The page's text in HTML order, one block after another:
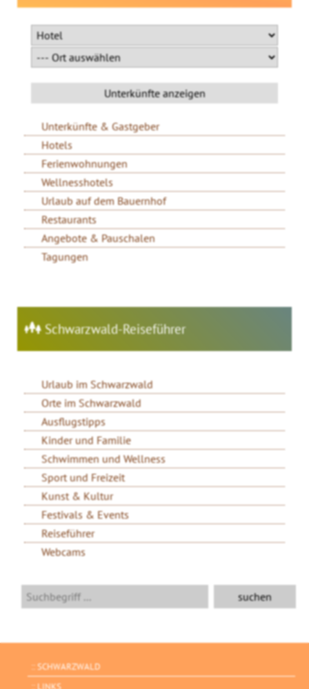
Unterkünfte & Gastgeber
Hotels
Ferienwohnungen
Wellnesshotels
Urlaub auf dem Bauernhof
Restaurants
Angebote & Pauschalen
Tagungen
Schwarzwald-Reiseführer
Urlaub im Schwarzwald
Orte im Schwarzwald
Ausflugstipps
Kinder und Familie
Schwimmen und Wellness
Sport und Freizeit
Kunst & Kultur
Festivals & Events
Reiseführer
Webcams
SCHWARZWALD
LINKS